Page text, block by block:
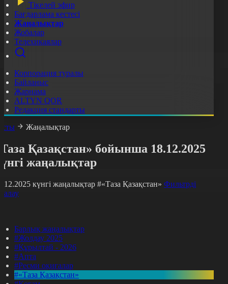
Тікелей эфир
Бағдарлама кестесі
Жаңалықтар
Жобалар
Телехикаялар
Корпорация туралы
Байланыс
Жарнама
ALTYN QOR
Редакция стандарты
Жаңалықтар
Қазақстан» бойынша 18.12.2025
жаңалықтар
күнгі жаңалықтар #«Таза Қазақстан» Фильтрді
Барлық жаңалықтар
#Жолдау 2025
#Құрылтай - 2026
#Апта
#Ресми оқиғалар
#«Таза Қазақстан»